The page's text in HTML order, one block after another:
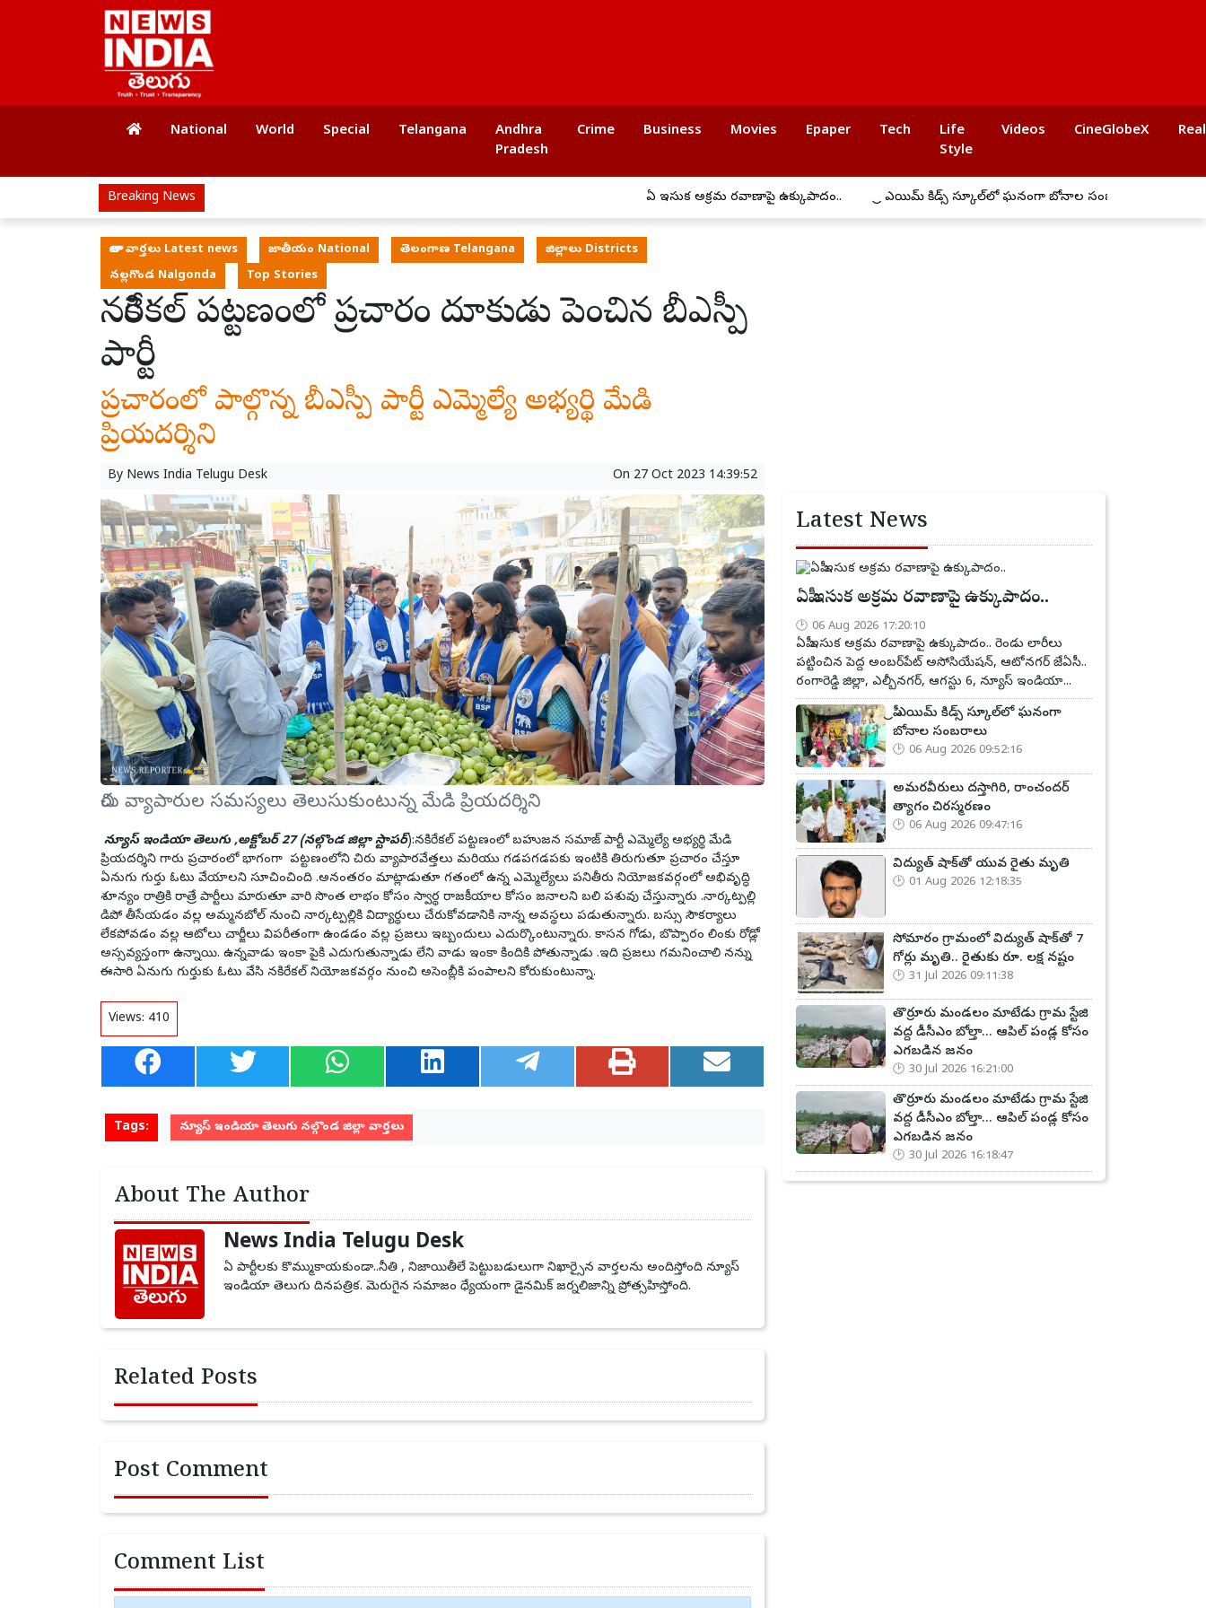
National World Special Telangana
Andhra
Pradesh
Crime Business Movies Epaper Tech
Life
Style
Videos CineGlobeX
Breaking News ఏపీ ఇసుక అక్రమ రవాణాపై ఉక్కుపాదం.. ప్రీ ఎయిమ్ కిడ్స్ స్కూల్‌లో ఘనంగా బోనాల సంబరాలు
తాజా వార్తలు Latest news జాతీయం National తెలంగాణ Telangana
జిల్లాలు Districts
నల్లగొండ Nalgonda
Top Stories
నకిరేకల్ పట్టణంలో ప్రచారం దూకుడు పెంచిన బీఎస్పీ
పార్టీ
ప్రచారంలో పాల్గొన్న బీఎస్పీ పార్టీ ఎమ్మెల్యే అభ్యర్థి మేడి
ప్రియదర్శిని
By News India Telugu Desk On 27 Oct 2023 14:39:52
చిరు వ్యాపారుల సమస్యలు తెలుసుకుంటున్న మేడి ప్రియదర్శిని
న్యూస్ ఇండియా తెలుగు ,అక్టోబర్ 27 (నల్గొండ జిల్లా స్టాపర్):నకిరేకల్ పట్టణంలో బహుజన సమాజ్ పార్టీ ఎమ్మెల్యే అభ్యర్థి మేడి
ప్రియదర్శిని గారు ప్రచారంలో భాగంగా పట్టణంలోని చిరు వ్యాపారవేత్తలు మరియు గడపగడపకు ఇంటికి తిరుగుతూ ప్రచారం చేస్తూ
ఏనుగు గుర్తు ఓటు వేయాలని సూచించింది .అనంతరం మాట్లాడుతూ గతంలో ఉన్న ఎమ్మెల్యేలు పనితీరు నియోజకవర్గంలో అభివృద్ధి
శూన్యం రాత్రికి రాత్రే పార్టీలు మారుతూ వారి సొంత లాభం కోసం స్వార్థ రాజకీయాల కోసం జనాలని బలి పశువు చేస్తున్నారు .నార్కట్పల్లి
డిపో తీసేయడం వల్ల అమ్మనబోల్ నుంచి నార్కట్పల్లికి విద్యార్థులు చేరుకోవడానికి నాన్న అవస్థలు పడుతున్నారు. బస్సు సౌకర్యాలు
లేకపోవడం వల్ల ఆటోలు చార్జీలు విపరీతంగా ఉండడం వల్ల ప్రజలు ఇబ్బందులు ఎదుర్కొంటున్నారు. కాసన గోడు, బొప్పారం లింకు రోడ్లో
అస్సవ్యస్తంగా ఉన్నాయి. ఉన్నవాడు ఇంకా పైకి ఎదుగుతున్నాడు లేని వాడు ఇంకా కిందికి పోతున్నాడు .ఇది ప్రజలు గమనించాలి నన్ను
ఈసారి ఏనుగు గుర్తుకు ఓటు వేసి నకిరేకల్ నియోజకవర్గం నుంచి అసెంబ్లీకి పంపాలని కోరుకుంటున్నా.
Views: 410
Tags: న్యూస్ ఇండియా తెలుగు నల్గొండ జిల్లా వార్తలు
About The Author
News India Telugu Desk
ఏ పార్టీలకు కొమ్ముకాయకుండా..నీతి , నిజాయితీలే పెట్టుబడులుగా నిఖార్సైన వార్తలను అందిస్తోంది న్యూస్
ఇండియా తెలుగు దినపత్రిక. మెరుగైన సమాజం ధ్యేయంగా డైనమిక్ జర్నలిజాన్ని ప్రోత్సహిస్తోంది.
Related Posts
Post Comment
Comment List
Latest News
ఏపీ ఇసుక అక్రమ రవాణాపై ఉక్కుపాదం..
06 Aug 2026 17:20:10
ఏపీ ఇసుక అక్రమ రవాణాపై ఉక్కుపాదం.. రెండు లారీలు
పట్టించిన పెద్ద అంబర్‌పేట్ అసోసియేషన్, ఆటోనగర్ జేఏసీ..
రంగారెడ్డి జిల్లా, ఎల్బీనగర్, ఆగస్టు 6, న్యూస్ ఇండియా...
ప్రీ ఎయిమ్ కిడ్స్ స్కూల్‌లో ఘనంగా
బోనాల సంబరాలు
06 Aug 2026 09:52:16
అమరవీరులు దస్తాగిరి, రాంచందర్
త్యాగం చిరస్మరణం
06 Aug 2026 09:47:16
విద్యుత్ షాక్‌తో యువ రైతు మృతి
01 Aug 2026 12:18:35
సోమారం గ్రామంలో విద్యుత్ షాక్‌తో 7
గోర్లు మృతి.. రైతుకు రూ. లక్ష నష్టం
31 Jul 2026 09:11:38
తొర్రూరు మండలం మాటేడు గ్రామ స్టేజి
వద్ద డీసీఎం బోల్తా... ఆపిల్ పండ్ల కోసం
ఎగబడిన జనం
30 Jul 2026 16:21:00
తొర్రూరు మండలం మాటేడు గ్రామ స్టేజి
వద్ద డీసీఎం బోల్తా... ఆపిల్ పండ్ల కోసం
ఎగబడిన జనం
30 Jul 2026 16:18:47